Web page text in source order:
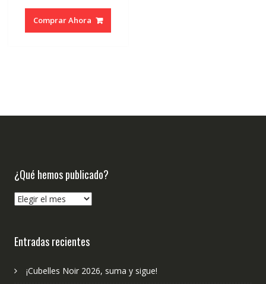
original
era:
actual
es:
Comprar Ahora
¿Qué hemos publicado?
¿Qué
Entradas recientes
¡Cubelles Noir 2026, suma y sigue!